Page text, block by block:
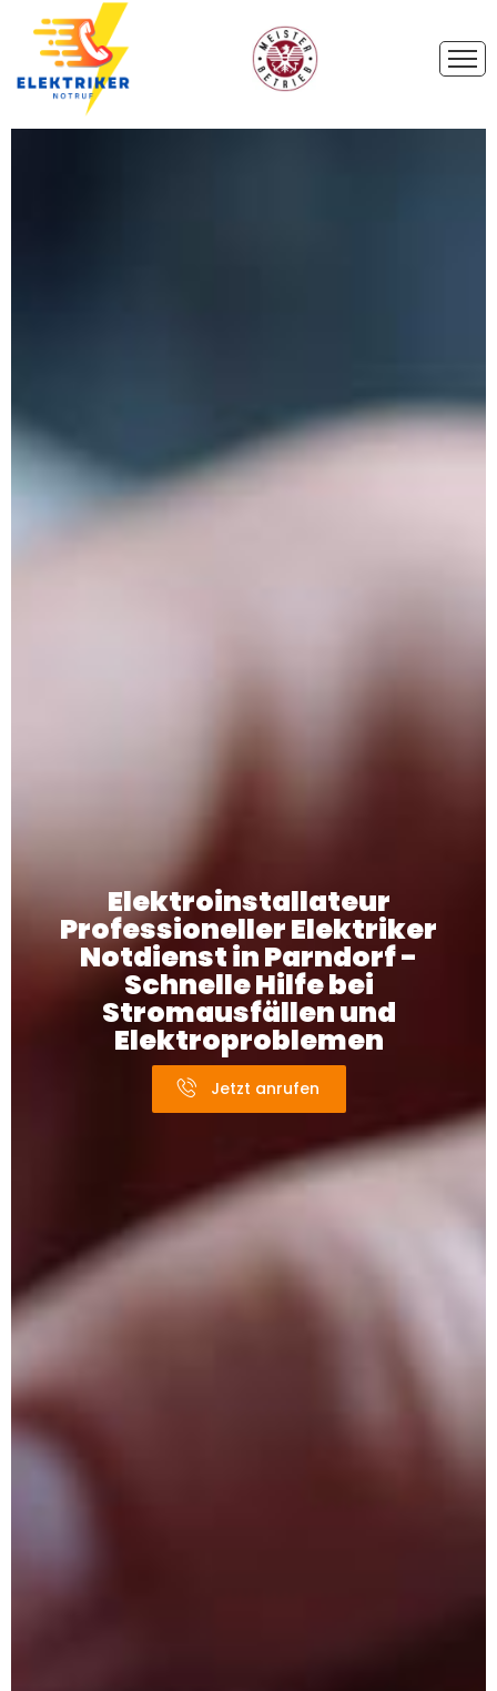
Elektroinstallateur
Professioneller Elektriker
Notdienst in Parndorf -
Schnelle Hilfe bei
Stromausfällen und
Elektroproblemen
Jetzt anrufen